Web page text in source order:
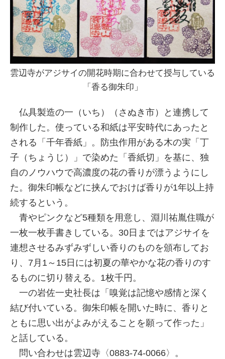
雲辺寺がアジサイの開花時期に合わせて授与している
「香る御朱印」
仏具製造の一（いち）（さぬき市）と連携して
制作した。使っている和紙は平安時代にあったと
される「千年香紙」。防虫作用がある木の実「丁
子（ちょうじ）」で染めた「香紙切」を基に、独
自のノウハウで高濃度の花の香りが漂うようにし
た。御朱印帳などに挟んでおけば香りが1年以上持
続するという。
青やピンクなど5種類を用意し、淵川祐胤住職が
一枚一枚手書きしている。30日まではアジサイを
連想させるみずみずしい香りのものを頒布してお
り、7月1～15日には初夏の華やかな花の香りのす
るものに切り替える。1枚千円。
一の岩佐一史社長は「嗅覚は記憶や感情と深く
結び付いている。御朱印帳を開いた時に、香りと
ともに思い出がよみがえることを願って作った」
と話している。
問い合わせは雲辺寺〈0883-74-0066〉。